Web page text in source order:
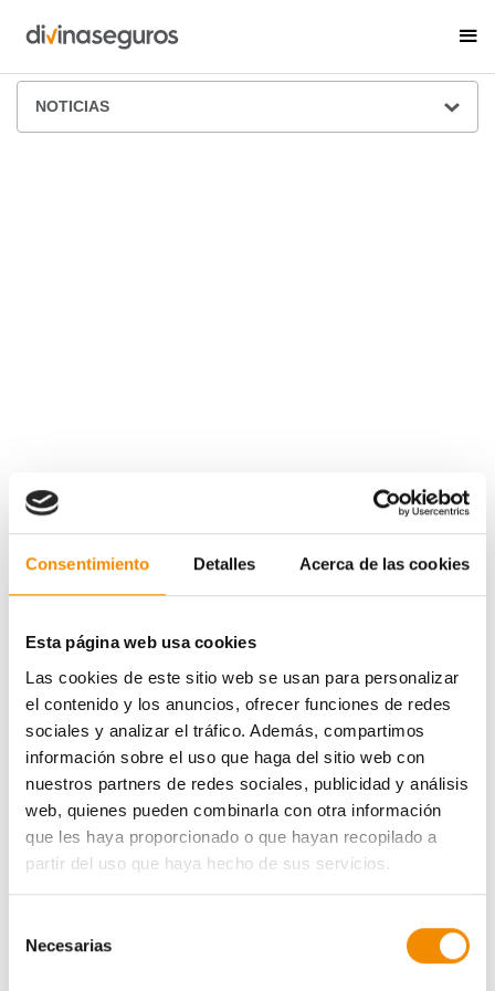
Consentimiento Detalles Acerca de las cookies
Esta página web usa cookies
Las cookies de este sitio web se usan para personalizar
el contenido y los anuncios, ofrecer funciones de redes
sociales y analizar el tráfico. Además, compartimos
información sobre el uso que haga del sitio web con
nuestros partners de redes sociales, publicidad y análisis
web, quienes pueden combinarla con otra información
que les haya proporcionado o que hayan recopilado a
partir del uso que haya hecho de sus servicios.
Necesarias
ÁREA DE PRENSA
NOTICIAS
En total, en las siete ediciones celebradas de esta